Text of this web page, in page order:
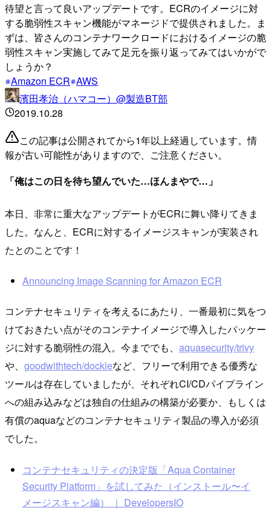
待望と言って良いアップデートです。ECRのイメージに対
する脆弱性スキャン機能がマネージドで提供されました。ま
ずは、皆さんのコンテナワークロードにおけるイメージの脆
弱性スキャン実施してみて足元を振り返ってみてはいかがで
しょうか？
Amazon ECR AWS
濱田孝治（ハマコー）@製造BT部
2019.10.28
この記事は公開されてから1年以上経過しています。情
報が古い可能性がありますので、ご注意ください。
「俺はこの日を待ち望んでいた…ほんまやで…」
本日、非常に重大なアップデートがECRに舞い降りてきま
した。なんと、ECRに対するイメージスキャンが実装され
たとのことです！
Announcing Image Scanning for Amazon ECR
コンテナセキュリティを考えるにあたり、一番最初に気をつ
けておきたい点がそのコンテナイメージで導入したパッケー
ジに対する脆弱性の混入。今まででも、 aquasecurity/trivy
や、 goodwithtech/dockleなど、フリーで利用できる優秀な
ツールは存在していましたが、それぞれCI/CDパイプライン
への組み込みなどは独自の仕組みの構築が必要か、もしくは
有償のaquaなどのコンテナセキュリティ製品の導入が必須
でした。
コンテナセキュリティの決定版「Aqua Container
Security Platform」を試してみた（インストール〜イ
メージスキャン編） ｜ DevelopersIO